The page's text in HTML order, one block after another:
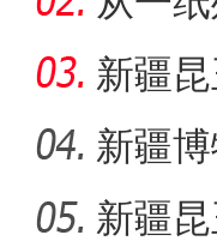
出“冷
新疆
生态
新疆
新疆